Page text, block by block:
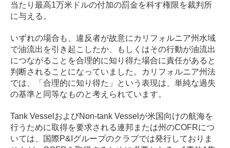
当たり最高1万米ドルの付加の罰金を科す権限を裁判所
に与える。
いずれの場合も、違反者が故意にカリフォルニア州水域
で油流出を引き起こしたか、もしくはその行動が油流出
につながることを合理的に知り得た場合に責任があると
判断されることになっていました。カリフォルニア州法
では、「合理的に知り得た」という表現は、単純な過失
の基準と同等なものと考えられています。
Tank Vessel およびNon-tank Vessel が米国向けの航海を
行うために取得を要求される連邦または州のCOFRにつ
いては、国際P&I グループのクラブでは発行しておりま